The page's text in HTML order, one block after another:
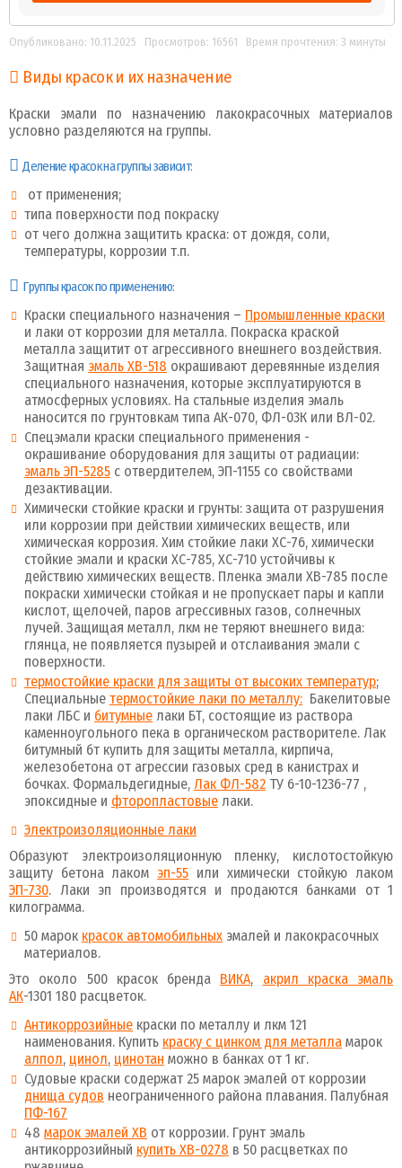
Опубликовано: 10.11.2025 Просмотров: 16561 Время прочтения: 3 минуты
Виды красок и их назначение
Краски эмали по назначению лакокрасочных материалов
условно разделяются на группы.
Деление красок на группы зависит:
от применения;
типа поверхности под покраску
от чего должна защитить краска: от дождя, соли,
температуры, коррозии т.п.
Группы красок по применению:
Краски специального назначения – Промышленные краски
и лаки от коррозии для металла. Покраска краской
металла защитит от агрессивного внешнего воздействия.
Защитная эмаль ХВ-518 окрашивают деревянные изделия
специального назначения, которые эксплуатируются в
атмосферных условиях. На стальные изделия эмаль
наносится по грунтовкам типа АК-070, ФЛ-03К или ВЛ-02.
Спецэмали краски специального применения -
окрашивание оборудования для защиты от радиации:
эмаль ЭП-5285 с отвердителем, ЭП-1155 со свойствами
дезактивации.
Химически стойкие краски и грунты: защита от разрушения
или коррозии при действии химических веществ, или
химическая коррозия. Хим стойкие лаки ХС-76, химически
стойкие эмали и краски ХС-785, ХС-710 устойчивы к
действию химических веществ. Пленка эмали ХВ-785 после
покраски химически стойкая и не пропускает пары и капли
кислот, щелочей, паров агрессивных газов, солнечных
лучей. Защищая металл, лкм не теряют внешнего вида:
глянца, не появляется пузырей и отслаивания эмали с
поверхности.
термостойкие краски для защиты от высоких температур;
Специальные термостойкие лаки по металлу: Бакелитовые
лаки ЛБС и битумные лаки БТ, состоящие из раствора
каменноугольного пека в органическом растворителе. Лак
битумный бт купить для защиты металла, кирпича,
железобетона от агрессии газовых сред в канистрах и
бочках. Формальдегидные, Лак ФЛ-582 ТУ 6-10-1236-77 ,
эпоксидные и фторопластовые лаки.
Электроизоляционные лаки
Образуют электроизоляционную пленку, кислотостойкую
защиту бетона лаком эп-55 или химически стойкую лаком
ЭП-730. Лаки эп производятся и продаются банками от 1
килограмма.
50 марок красок автомобильных эмалей и лакокрасочных
материалов.
Это около 500 красок бренда ВИКА, акрил краска эмаль
АК-1301 180 расцветок.
Антикоррозийные краски по металлу и лкм 121
наименования. Купить краску с цинком для металла марок
алпол, цинол, цинотан можно в банках от 1 кг.
Судовые краски содержат 25 марок эмалей от коррозии
днища судов неограниченного района плавания. Палубная
ПФ-167
48 марок эмалей ХВ от коррозии. Грунт эмаль
антикоррозийный купить ХВ-0278 в 50 расцветках по